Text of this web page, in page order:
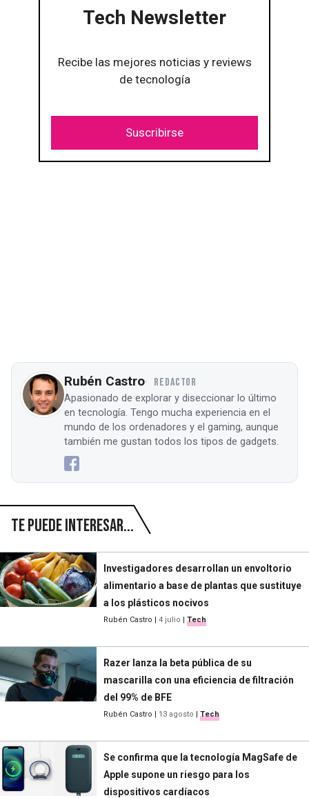
Tech Newsletter
Recibe las mejores noticias y reviews
de tecnología
Suscribirse
Rubén Castro REDACTOR
Apasionado de explorar y diseccionar lo último
en tecnología. Tengo mucha experiencia en el
mundo de los ordenadores y el gaming, aunque
también me gustan todos los tipos de gadgets.
Te puede interesar...
Investigadores desarrollan un envoltorio
alimentario a base de plantas que sustituye
a los plásticos nocivos
Rubén Castro 4 julio Tech
Razer lanza la beta pública de su
mascarilla con una eficiencia de filtración
del 99% de BFE
Rubén Castro 13 agosto Tech
Se confirma que la tecnología MagSafe de
Apple supone un riesgo para los
dispositivos cardíacos